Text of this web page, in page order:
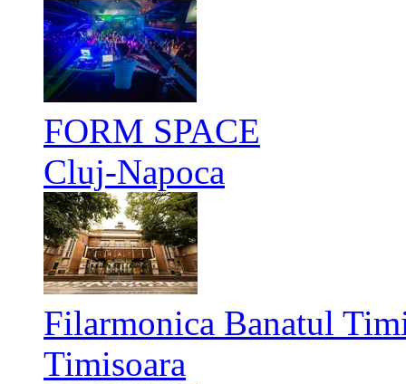
FORM SPACE
Cluj-Napoca
Filarmonica Banatul
Timisoara